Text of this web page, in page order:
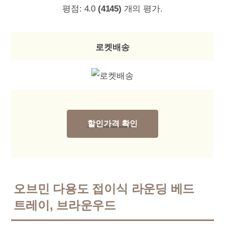
평점: 4.0 (4145) 개의 평가.
로켓배송
할인가격 확인
오브민 다용도 접이식 라운딩 베드
트레이, 브라운우드